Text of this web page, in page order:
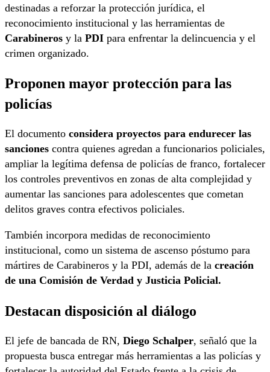
destinadas a reforzar la protección jurídica, el
reconocimiento institucional y las herramientas de
Carabineros y la PDI para enfrentar la delincuencia y el
crimen organizado.
Proponen mayor protección para las
policías
El documento considera proyectos para endurecer las
sanciones contra quienes agredan a funcionarios policiales,
ampliar la legítima defensa de policías de franco, fortalecer
los controles preventivos en zonas de alta complejidad y
aumentar las sanciones para adolescentes que cometan
delitos graves contra efectivos policiales.
También incorpora medidas de reconocimiento
institucional, como un sistema de ascenso póstumo para
mártires de Carabineros y la PDI, además de la creación
de una Comisión de Verdad y Justicia Policial.
Destacan disposición al diálogo
El jefe de bancada de RN, Diego Schalper, señaló que la
propuesta busca entregar más herramientas a las policías y